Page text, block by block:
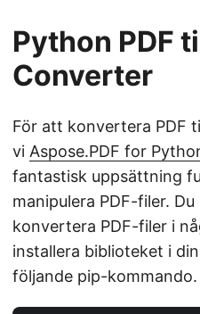
Python PDF
Converter
För att konvertera PDF
vi Aspose.PDF for
fantastisk uppsättning
manipulera PDF-filer.
konvertera PDF-filer i
installera biblioteket i
följande pip-kommando.